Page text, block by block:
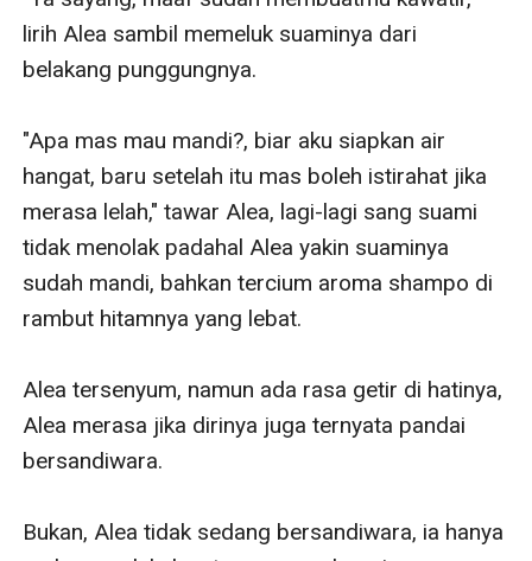
lirih Alea sambil memeluk suaminya dari
belakang punggungnya.
"Apa mas mau mandi?, biar aku siapkan air
hangat, baru setelah itu mas boleh istirahat jika
merasa lelah," tawar Alea, lagi-lagi sang suami
tidak menolak padahal Alea yakin suaminya
sudah mandi, bahkan tercium aroma shampo di
rambut hitamnya yang lebat.
Alea tersenyum, namun ada rasa getir di hatinya,
Alea merasa jika dirinya juga ternyata pandai
bersandiwara.
Bukan, Alea tidak sedang bersandiwara, ia hanya